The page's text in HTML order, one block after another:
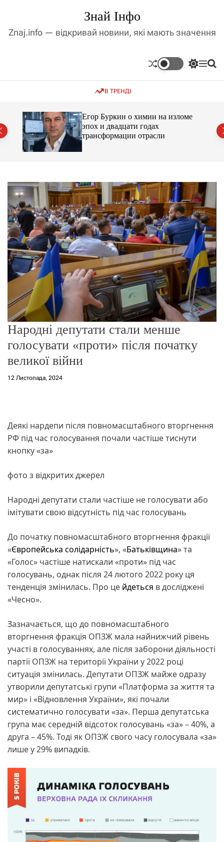
д
і
с
Знай Інфо
Znaj.info — відкривай новини, які мають значення
П
к
р
в
о
г
о
р
е
ж
и
м
у
М П
В ТРЕНДІ
Егор Буркин о химии на изломе
эпох и двадцати годах
трансформации отрасли
Народні депутати стали менше
голосувати «проти» після початку
великої війни
12 Листопада, 2024
Деякі нардепи після повномасштабного вторгнення
РФ під час голосування почали частіше тиснути
кнопку «за»
фото з відкритих джерел
Народні депутати стали частіше не голосувати або
імітувати свою відсутність під час голосувань
До початку повномасштабного вторгнення фракції
«Європейська солідарність», «Батьківщина» та
«Голос» частіше натискали «проти» під час
голосувань, однак після 24 лютого 2022 року ця
тенденція змінилась. Про це йдеться в досліджені
«Чесно».
Зазначається, що до повномасштабного
вторгнення фракція ОПЗЖ мала найнижчий рівень
участі в голосуваннях, але після заборони діяльності
партії ОПЗЖ на території України у 2022 році
ситуація змінилась. Депутати ОПЗЖ майже одразу
утворили депутатські групи «Платформа за життя та
мир» і «Відновлення України», які почали
систематично голосувати «за». Перша депутатська
група має середній відсоток голосувань «за» – 40%, а
друга – 45%. Тоді як ОПЗЖ свого часу голосувала «за»
лише у 29% випадків.